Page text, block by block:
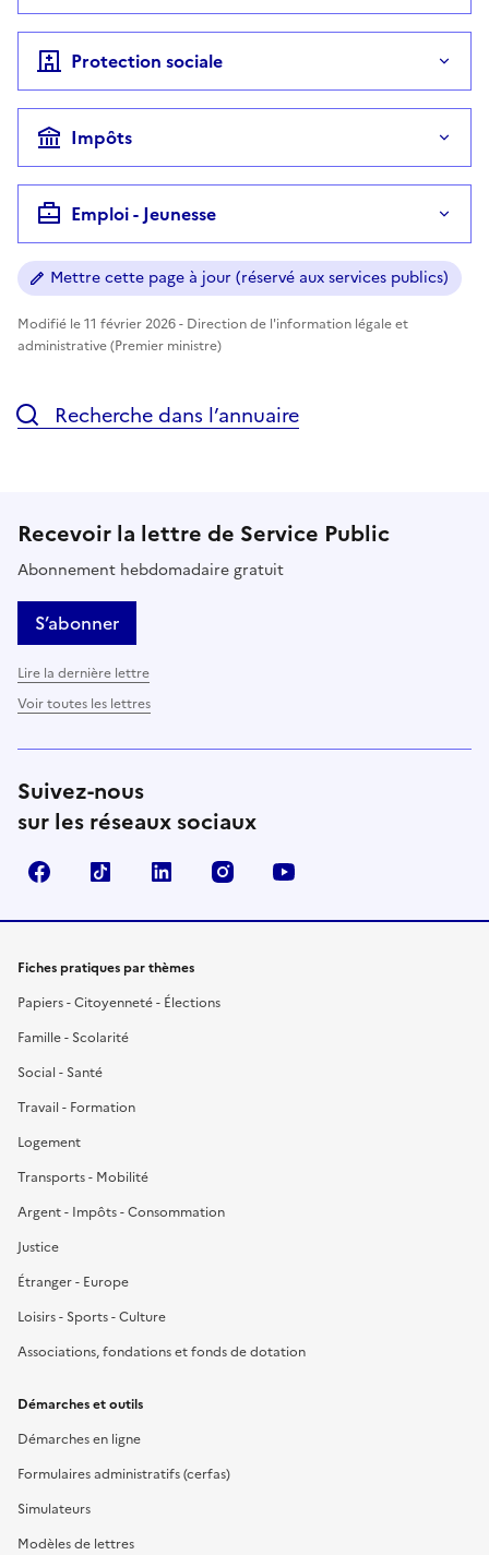
Protection sociale
Impôts
Emploi - Jeunesse
Mettre cette page à jour (réservé aux services publics)
Modifié le 11 février 2026 - Direction de l'information légale et
administrative (Premier ministre)
Recherche dans l’annuaire
Recevoir la lettre de Service Public
Abonnement hebdomadaire gratuit
S’abonner
Lire la dernière lettre
Voir toutes les lettres
Suivez-nous
sur les réseaux sociaux
FacebookTikTok LinkedIn Instagram
Fiches pratiques par thèmes
Papiers - Citoyenneté - Élections
Famille - Scolarité
Social - Santé
Travail - Formation
Logement
Transports - Mobilité
Argent - Impôts - Consommation
Justice
Étranger - Europe
Loisirs - Sports - Culture
Associations, fondations et fonds de dotation
Démarches et outils
Démarches en ligne
Formulaires administratifs (cerfas)
Simulateurs
Modèles de lettres